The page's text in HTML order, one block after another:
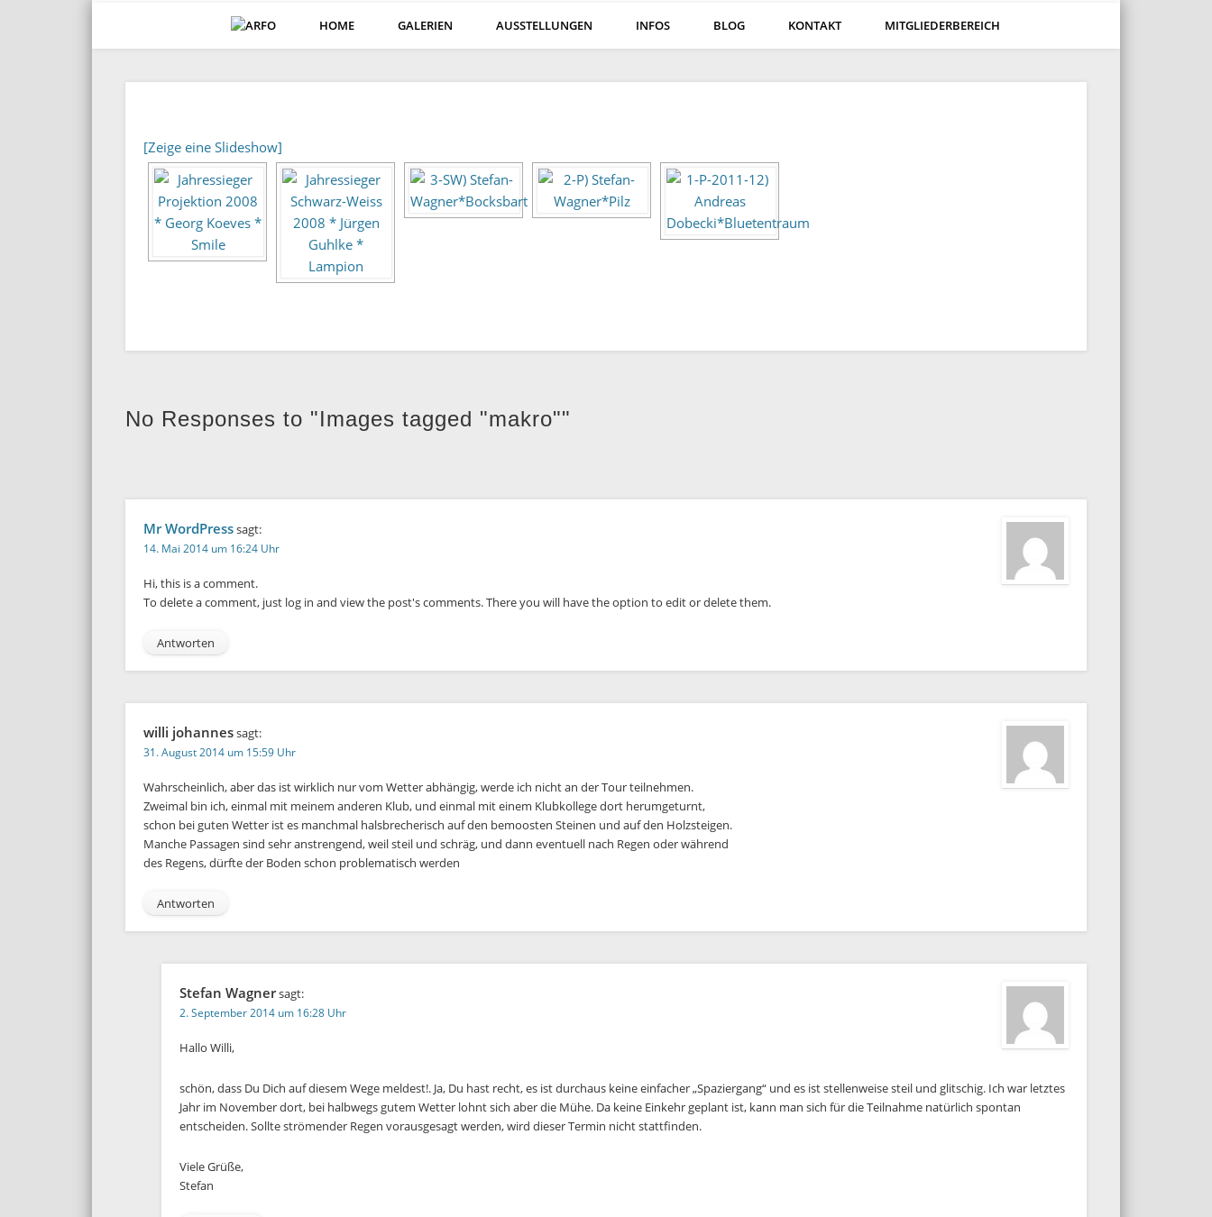
HOME GALERIEN AUSSTELLUNGEN INFOS BLOG KONTAKT MITGLIEDERBEREICH
[Zeige eine Slideshow]
No Responses to "Images tagged "makro""
Mr WordPresssagt:
14. Mai 2014 um 16:24 Uhr
Hi, this is a comment.
To delete a comment, just log in and view the post's comments. There you will have the option to edit or delete them.
Antworten
willi johannessagt:
31. August 2014 um 15:59 Uhr
Wahrscheinlich, aber das ist wirklich nur vom Wetter abhängig, werde ich nicht an der Tour teilnehmen.
Zweimal bin ich, einmal mit meinem anderen Klub, und einmal mit einem Klubkollege dort herumgeturnt,
schon bei guten Wetter ist es manchmal halsbrecherisch auf den bemoosten Steinen und auf den Holzsteigen.
Manche Passagen sind sehr anstrengend, weil steil und schräg, und dann eventuell nach Regen oder während
des Regens, dürfte der Boden schon problematisch werden
Antworten
Stefan Wagnersagt:
2. September 2014 um 16:28 Uhr
Hallo Willi,
schön, dass Du Dich auf diesem Wege meldest!. Ja, Du hast recht, es ist durchaus keine einfacher „Spaziergang“ und es ist stellenweise steil und glitschig. Ich war letztes
Jahr im November dort, bei halbwegs gutem Wetter lohnt sich aber die Mühe. Da keine Einkehr geplant ist, kann man sich für die Teilnahme natürlich spontan
entscheiden. Sollte strömender Regen vorausgesagt werden, wird dieser Termin nicht stattfinden.
Viele Grüße,
Stefan